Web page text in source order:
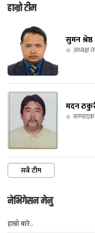
हाम्रो टीम
सुमन श्रेष्ठ
अध्यक्ष
मदन
सम्पादक
सबै टीम
नेभिगेसन मेनु
हाम्रो बारे..